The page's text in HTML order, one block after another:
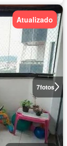
7fotos
Atualizado